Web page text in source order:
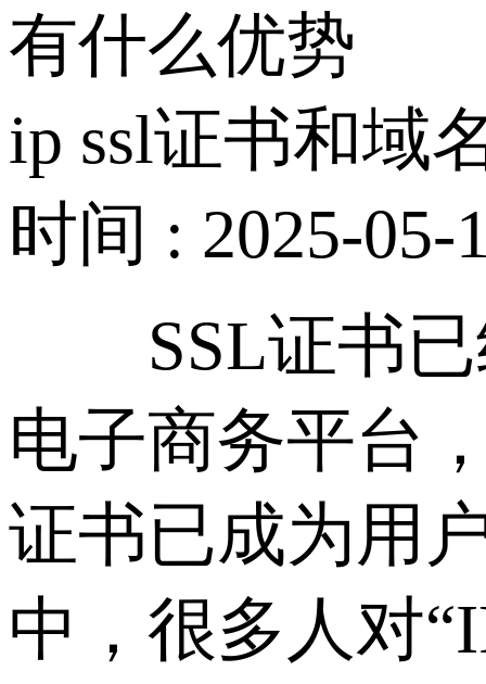
有什么优势
ip ssl证书和域
时间 : 2025-05-
SSL证书已
电子商务平台
证书已成为用
中，很多人对